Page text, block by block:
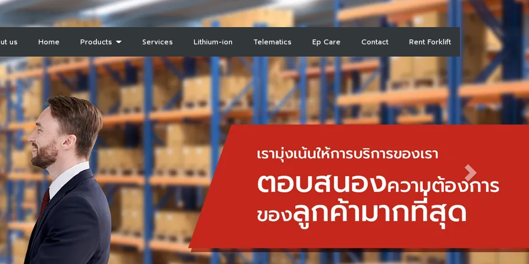
us Home Products Services Lithium-ion Telematics Ep Care Contact Rent Forklift